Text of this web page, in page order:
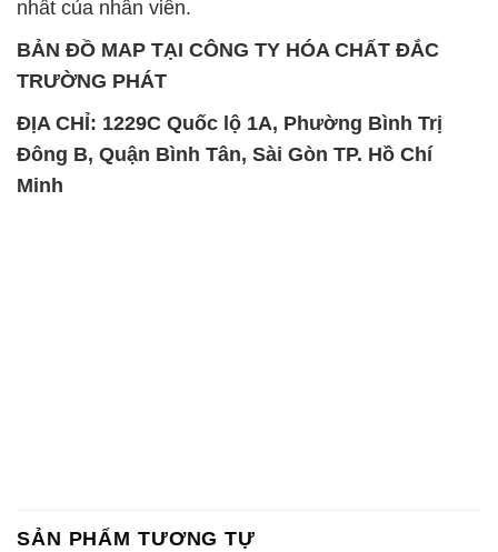
nhất của nhân viên.
BẢN ĐỒ MAP TẠI CÔNG TY HÓA CHẤT ĐẮC
TRƯỜNG PHÁT
ĐỊA CHỈ: 1229C Quốc lộ 1A, Phường Bình Trị
Đông B, Quận Bình Tân, Sài Gòn TP. Hồ Chí
Minh
SẢN PHẨM TƯƠNG TỰ